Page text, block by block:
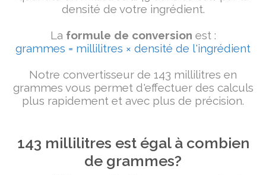
densité de votre ingrédient.
La formule de conversion est :
grammes = millilitres × densité de l'ingrédient
Notre convertisseur de 143 millilitres en
grammes vous permet d'effectuer des calculs
plus rapidement et avec plus de précision.
143 millilitres est égal à combien
de grammes?